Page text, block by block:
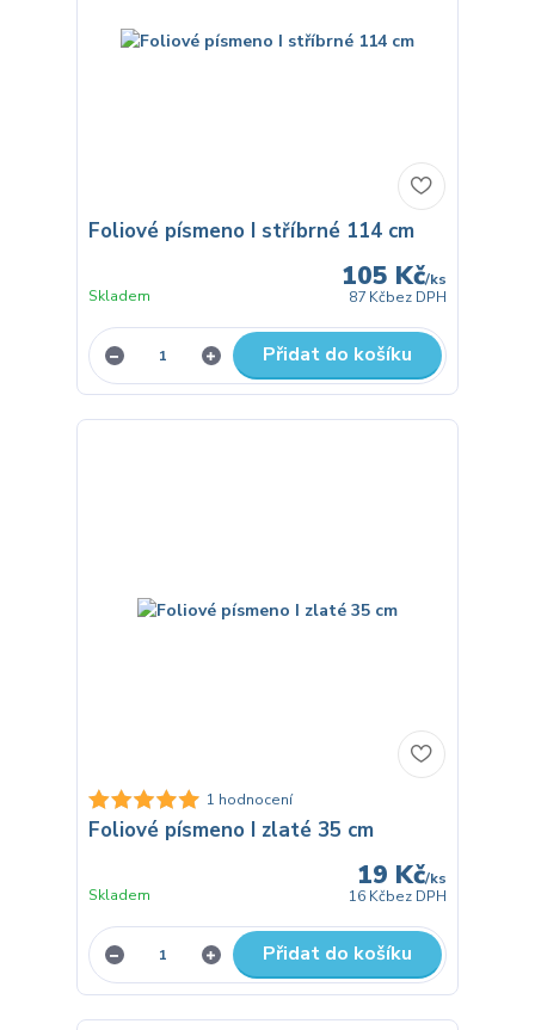
Foliové písmeno I stříbrné 114 cm
105 Kč/ks
87 Kčbez DPH
Skladem
Přidat do košíku
1 hodnocení
Foliové písmeno I zlaté 35 cm
19 Kč/ks
16 Kčbez DPH
Skladem
Přidat do košíku